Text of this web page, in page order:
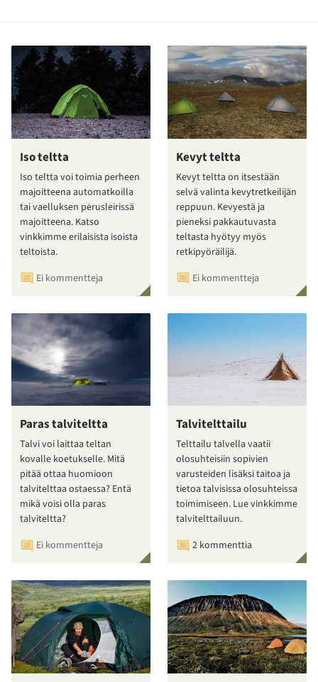
Iso teltta
Iso teltta voi toimia perheen
majoitteena automatkoilla
tai vaelluksen perusleirissä
majoitteena. Katso
vinkkimme erilaisista isoista
teltoista.
Ei kommentteja
Kevyt teltta
Kevyt teltta on itsestään
selvä valinta kevytretkeilijän
reppuun. Kevyestä ja
pieneksi pakkautuvasta
teltasta hyötyy myös
retkipyöräilijä.
Ei kommentteja
Paras talviteltta
Talvi voi laittaa teltan
kovalle koetukselle. Mitä
pitää ottaa huomioon
talvitelttaa ostaessa? Entä
mikä voisi olla paras
talviteltta?
Ei kommentteja
Talvitelttailu
Telttailu talvella vaatii
olosuhteisiin sopivien
varusteiden lisäksi taitoa ja
tietoa talvisissa olosuhteissa
toimimiseen. Lue vinkkimme
talvitelttailuun.
2 kommenttia